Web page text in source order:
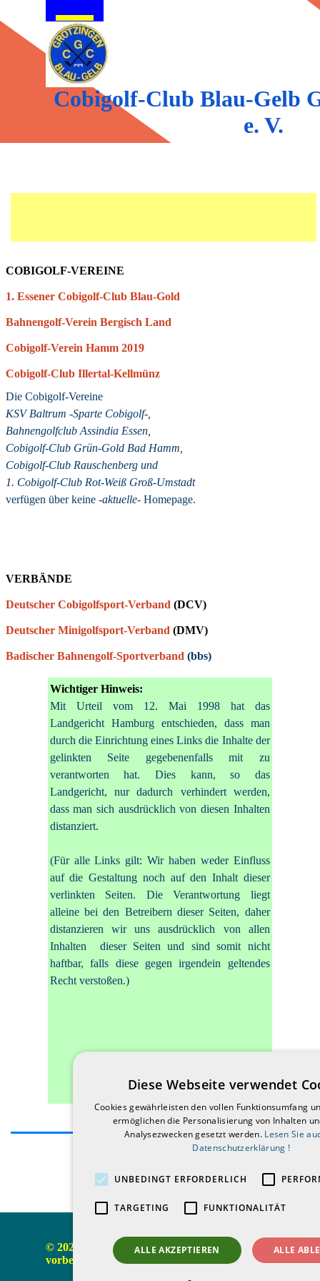
Cobigolf-Club Blau-Gelb
e. V.
COBIGOLF-VEREINE
1. Essener Cobigolf-Club Blau-Gold
Bahnengolf-Verein Bergisch Land
Cobigolf-Verein Hamm 2019
Cobigolf-Club Illertal-Kellmünz
Die Cobigolf-Vereine
KSV Baltrum -Sparte Cobigolf-,
Bahnengolfclub Assindia Essen,
Cobigolf-Club Grün-Gold Bad Hamm,
Cobigolf-Club Rauschenberg und
1. Cobigolf-Club Rot-Weiß Groß-Umstadt
verfügen über keine -aktuelle- Homepage.
VERBÄNDE
Deutscher Cobigolfsport-Verband (DCV)
Deutscher Minigolfsport-Verband (DMV)
Badischer Bahnengolf-Sportverband (bbs)
Wichtiger Hinweis:
Mit Urteil vom 12. Mai 1998 hat das
Landgericht Hamburg entschieden, dass man
durch die Einrichtung eines Links die Inhalte der
gelinkten Seite gegebenenfalls mit zu
verantworten hat. Dies kann, so das
Landgericht, nur dadurch verhindert werden,
dass man sich ausdrücklich von diesen Inhalten
distanziert.
(Für alle Links gilt: Wir haben weder Einfluss
auf die Gestaltung noch auf den Inhalt dieser
verlinkten Seiten. Die Verantwortung liegt
alleine bei den Betreibern dieser Seiten, daher
distanzieren wir uns ausdrücklich von allen
Inhalten dieser Seiten und sind somit nicht
haftbar, falls diese gegen irgendein geltendes
Recht verstoßen.)
90-9002
© 2021-2026 CGC Blau-Gelb Grötzingen 1968 e. V.  Alle
vorbehalten
Diese Webseite verwendet
Cookies gewährleisten den vollen Funktionsumfang
ermöglichen die Personalisierung von Inhalten
Analysezwecken gesetzt werden. Lesen Sie
Datenschutzerklärung !
UNBEDINGT ERFORDERLICH
TARGETING FUNKTIONALITÄT
ALLE AKZEPTIEREN ALLE